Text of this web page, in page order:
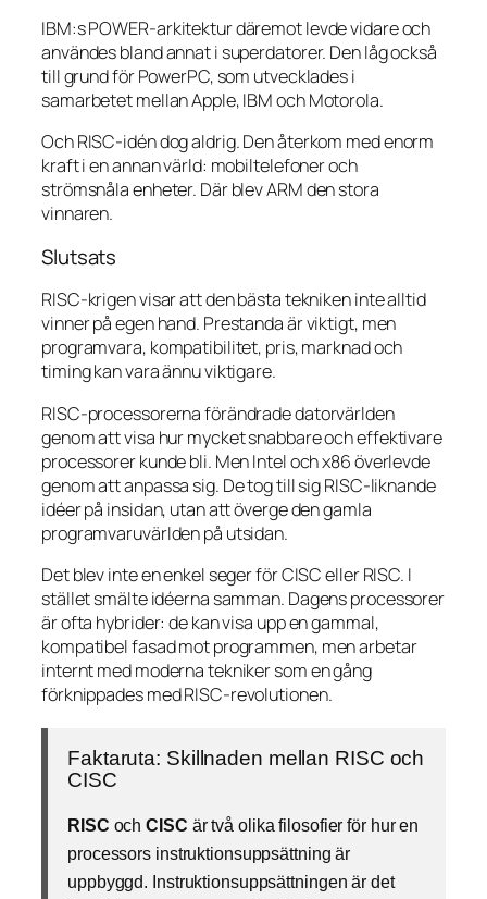
IBM:s POWER-arkitektur däremot levde vidare och
användes bland annat i superdatorer. Den låg också
till grund för PowerPC, som utvecklades i
samarbetet mellan Apple, IBM och Motorola.
Och RISC-idén dog aldrig. Den återkom med enorm
kraft i en annan värld: mobiltelefoner och
strömsnåla enheter. Där blev ARM den stora
vinnaren.
Slutsats
RISC-krigen visar att den bästa tekniken inte alltid
vinner på egen hand. Prestanda är viktigt, men
programvara, kompatibilitet, pris, marknad och
timing kan vara ännu viktigare.
RISC-processorerna förändrade datorvärlden
genom att visa hur mycket snabbare och effektivare
processorer kunde bli. Men Intel och x86 överlevde
genom att anpassa sig. De tog till sig RISC-liknande
idéer på insidan, utan att överge den gamla
programvaruvärlden på utsidan.
Det blev inte en enkel seger för CISC eller RISC. I
stället smälte idéerna samman. Dagens processorer
är ofta hybrider: de kan visa upp en gammal,
kompatibel fasad mot programmen, men arbetar
internt med moderna tekniker som en gång
förknippades med RISC-revolutionen.
Faktaruta: Skillnaden mellan RISC och
CISC
RISC ochCISC är två olika filosofier för hur en
processors instruktionsuppsättning är
uppbyggd. Instruktionsuppsättningen är det